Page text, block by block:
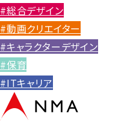
#総合デザイン
#動画クリエイター
#キャラクターデザイン
#保育
#ITキャリア